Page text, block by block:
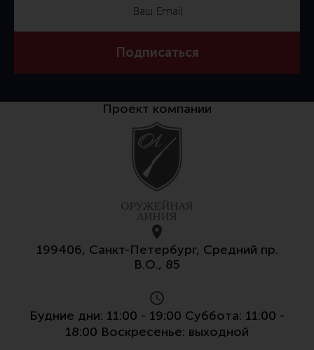
Новости
Подписаться
Проект компании
199406, Санкт-Петербург, Средний пр.
В.О., 85
Будние дни: 11:00 - 19:00 Суббота: 11:00 -
18:00 Воскресенье: выходной